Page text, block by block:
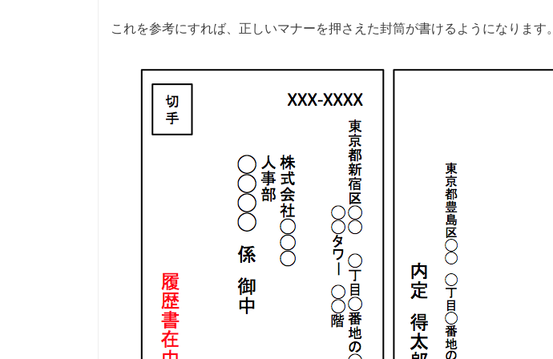
これを参考にすれば、正しいマナーを押さえた封筒が書けるようになります。